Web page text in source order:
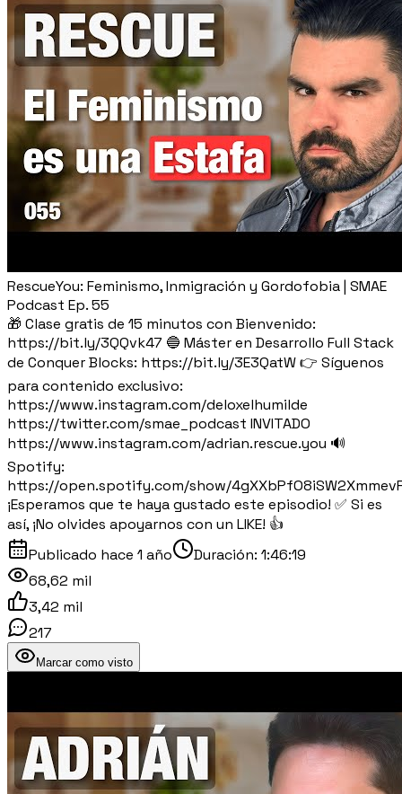
RescueYou: Feminismo, Inmigración y Gordofobia | SMAE
Podcast Ep. 55
🎁 Clase gratis de 15 minutos con Bienvenido:
https://bit.ly/3QQvk47 🔵 Máster en Desarrollo Full Stack
de Conquer Blocks: https://bit.ly/3E3QatW 👉 Síguenos
para contenido exclusivo:
https://www.instagram.com/deloxelhumilde
https://twitter.com/smae_podcast INVITADO
https://www.instagram.com/adrian.rescue.you 🔊
Spotify:
https://open.spotify.com/show/
¡Esperamos que te haya gustado este episodio! ✅ Si es
así, ¡No olvides apoyarnos con un LIKE! 👍
Publicado hace 1 año Duración: 1:46:19
68,62 mil
3,42 mil
217
Marcar como visto